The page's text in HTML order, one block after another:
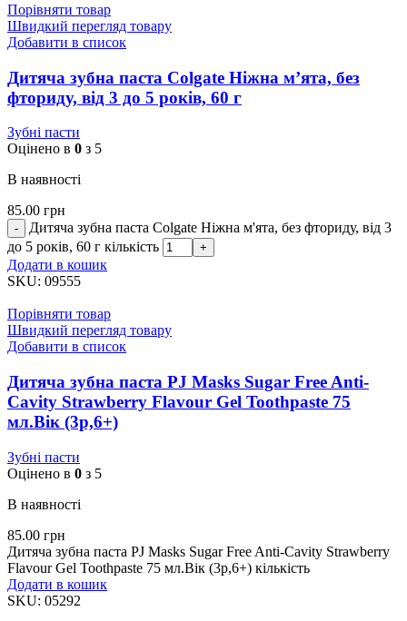
Порівняти товар
Швидкий перегляд товару
Добавити в список
Дитяча зубна паста Colgate Ніжна м’ята, без
фториду, від 3 до 5 років, 60 г
Зубні пасти
Оцінено в 0 з 5
В наявності
85.00 грн
Дитяча зубна паста Colgate Ніжна м'ята, без фториду, від 3
до 5 років, 60 г кількість
Додати в кошик
SKU: 09555
Порівняти товар
Швидкий перегляд товару
Добавити в список
Дитяча зубна паста PJ Masks Sugar Free Anti-
Cavity Strawberry Flavour Gel Toothpaste 75
мл.Вік (3р,6+)
Зубні пасти
Оцінено в 0 з 5
В наявності
85.00 грн
Дитяча зубна паста PJ Masks Sugar Free Anti-Cavity Strawberry
Flavour Gel Toothpaste 75 мл.Вік (3р,6+) кількість
Додати в кошик
SKU: 05292